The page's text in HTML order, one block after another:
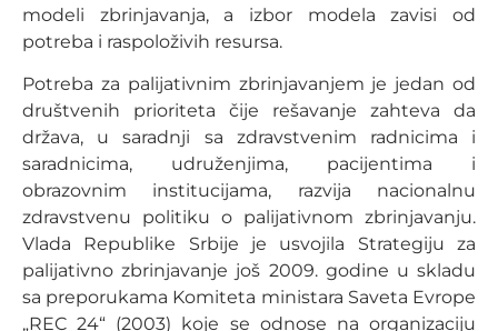
modeli zbrinjavanja, a izbor modela zavisi od
potreba i raspoloživih resursa.
Potreba za palijativnim zbrinjavanjem je jedan od
društvenih prioriteta čije rešavanje zahteva da
država, u saradnji sa zdravstvenim radnicima i
saradnicima, udruženjima, pacijentima i
obrazovnim institucijama, razvija nacionalnu
zdravstvenu politiku o palijativnom zbrinjavanju.
Vlada Republike Srbije je usvojila Strategiju za
palijativno zbrinjavanje još 2009. godine u skladu
sa preporukama Komiteta ministara Saveta Evrope
„REC 24“ (2003) koje se odnose na organizaciju